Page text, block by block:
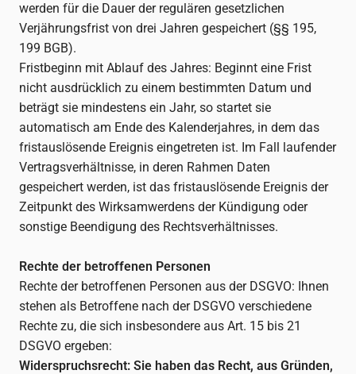
werden für die Dauer der regulären gesetzlichen
Verjährungsfrist von drei Jahren gespeichert (§§ 195,
199 BGB).
Fristbeginn mit Ablauf des Jahres: Beginnt eine Frist
nicht ausdrücklich zu einem bestimmten Datum und
beträgt sie mindestens ein Jahr, so startet sie
automatisch am Ende des Kalenderjahres, in dem das
fristauslösende Ereignis eingetreten ist. Im Fall laufender
Vertragsverhältnisse, in deren Rahmen Daten
gespeichert werden, ist das fristauslösende Ereignis der
Zeitpunkt des Wirksamwerdens der Kündigung oder
sonstige Beendigung des Rechtsverhältnisses.
Rechte der betroffenen Personen
Rechte der betroffenen Personen aus der DSGVO: Ihnen
stehen als Betroffene nach der DSGVO verschiedene
Rechte zu, die sich insbesondere aus Art. 15 bis 21
DSGVO ergeben:
Widerspruchsrecht: Sie haben das Recht, aus Gründen,